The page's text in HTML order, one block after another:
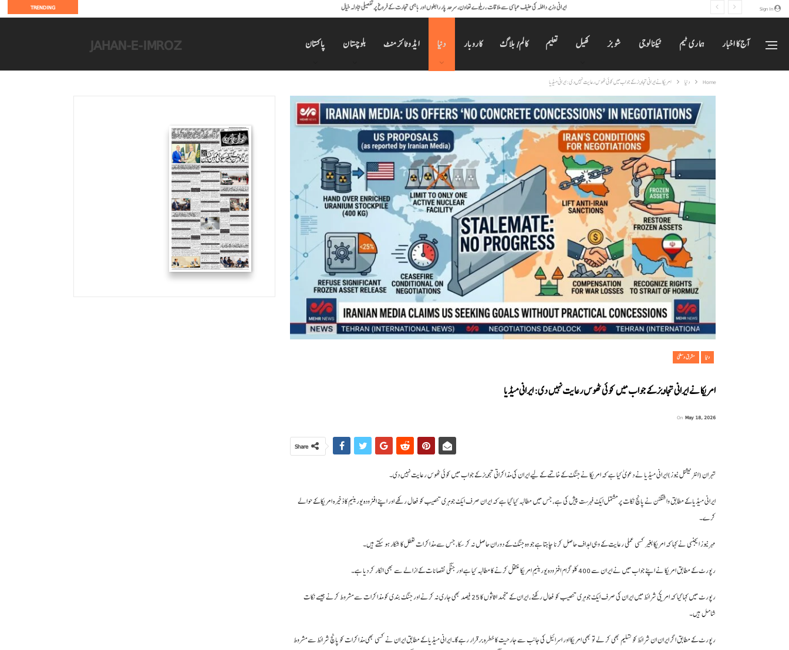
Sign In
TRENDING ایرانی وزیر داخلہ کی حنیف عباسی سے ملاقات ، ریلوے تعاون، سرحد پار رابطوں اور باہمی تجارت کے فروغ پر تفصیلی تبادلہ خیال
JAHAN-E-IMROZ پاکستان بلوچستان ایڈوٹائزمنٹ دنیا کاروبار کالم/ بلاگ تعلیم کھیل شوبز ٹیکنالوجی ہماری ٹیم آج کا اخبار
Home دنیا امریکا نے ایرانی تجاویز کے جواب میں کوئی ٹھوس رعایت نہیں دی: ایرانی میڈیا
دنیا مشرق وسطیٰ
امریکا نے ایرانی تجاویز کے جواب میں کوئی ٹھوس رعایت نہیں دی: ایرانی میڈیا
On May 18, 2026
Share
تہران (انٹرنیشنل نیوز)ایرانی میڈیا نے دعویٰ کیا ہے کہ امریکا نے جنگ کے خاتمے کے لیے ایران کی مذاکراتی تجویز کے جواب میں کوئی ٹھوس رعایت نہیں دی۔
ایرانی میڈیا کے مطابق واشنگٹن نے پانچ نکات پر مشتمل ایک فہرست پیش کی ہے، جس میں مطالبہ کیا گیا ہے کہ ایران صرف ایک جوہری تنصیب کو فعال رکھے اور اپنے افزودہ یورینیم کا ذخیرہ امریکا کے حوالے
کرے۔
مہر نیوز ایجنسی نے کہا کہ امریکا بغیر کسی عملی رعایت کے وہی اہداف حاصل کرنا چاہتا ہے جو وہ جنگ کے دوران حاصل نہ کر سکا، جس سے مذاکرات تعطل کا شکار ہو سکتے ہیں۔
رپورٹ کے مطابق امریکا نے اپنے جواب میں نے ایران سے 400 کلوگرام افزودہ یورینیم امریکا منتقل کرنے کا مطالبہ کیا ہے اور جنگی نقصانات کے ازالے سے بھی انکار کر دیا ہے۔
رپورٹ میں کہا گیا کہ امریکی شرائط میں ایران کی صرف ایک جوہری تنصیب کو فعال رکھنے، ایران کے منجمد اثاثوں کا 25 فیصد بھی جاری نہ کرنے اور جنگ بندی کو مذاکرات سے مشروط کرنے جیسے نکات
شامل ہیں۔
رپورٹ کے مطابق اگر ایران ان شرائط کو تسلیم بھی کر لے تو بھی امریکا اور اسرائیل کی جانب سے جارحیت کا خطرہ برقرار رہے گا۔ایرانی میڈیا کے مطابق ایران نے کسی بھی مذاکرات کو پانچ شرائط سے مشروط